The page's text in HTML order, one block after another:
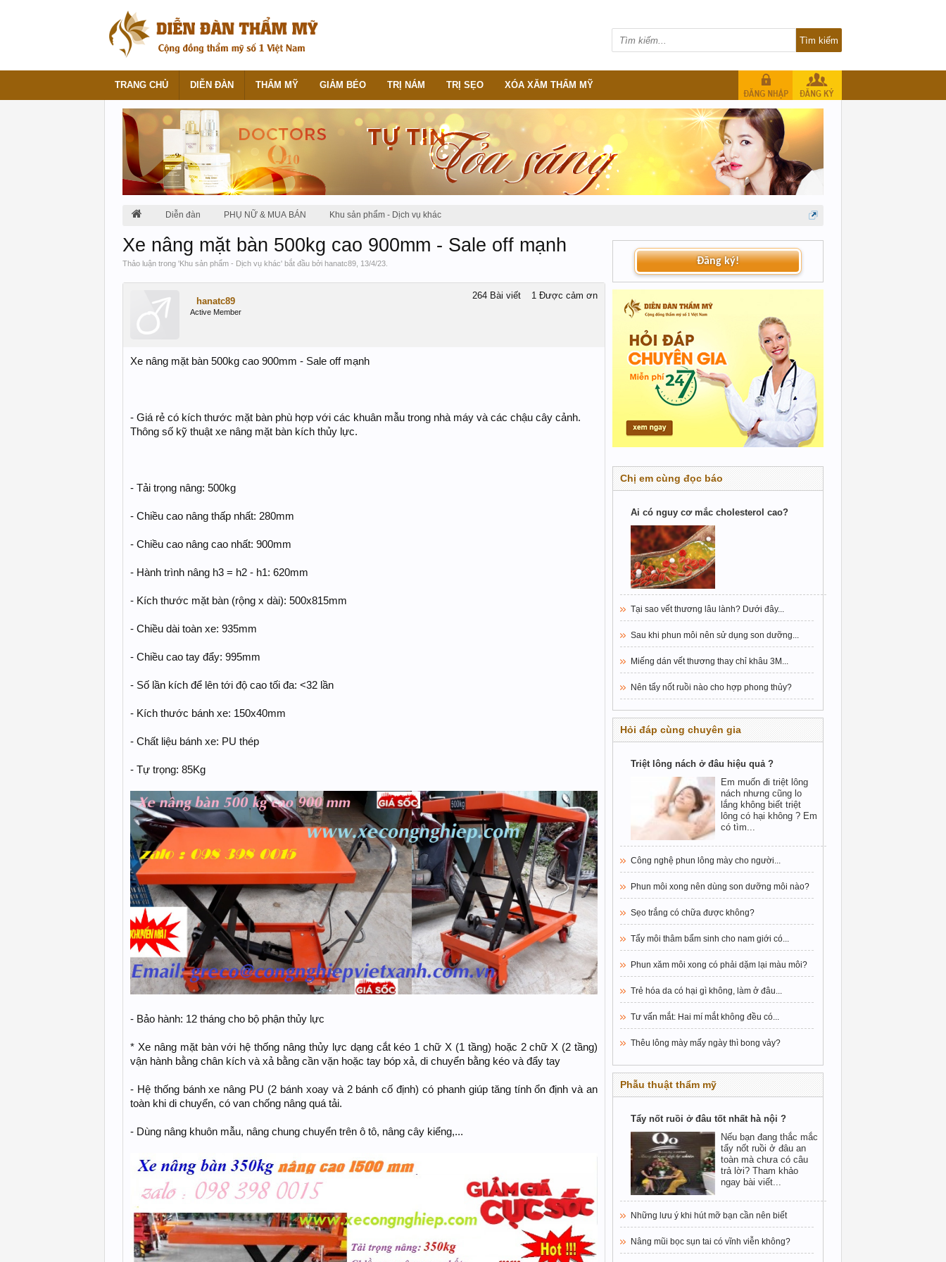
Diễn đàn PHỤ NỮ & MUA BÁN Khu sản phẩm - Dịch vụ khác
Xe nâng mặt bàn 500kg cao 900mm - Sale off mạnh
Thảo luận trong 'Khu sản phẩm - Dịch vụ khác' bắt đầu bởi hanatc89 13/4/23
hanatc89
Active Member
264 Bài viết 1 Được cảm ơn
Xe nâng mặt bàn 500kg cao 900mm - Sale off mạnh
- Giá rẻ có kích thước mặt bàn phù hợp với các khuân mẫu trong nhà máy và các chậu cây cảnh.
Thông số kỹ thuật xe nâng mặt bàn kích thủy lực.
- Tải trọng nâng: 500kg
- Chiều cao nâng thấp nhất: 280mm
- Chiều cao nâng cao nhất: 900mm
- Hành trình nâng h3 = h2 - h1: 620mm
- Kích thước mặt bàn (rộng x dài): 500x815mm
- Chiều dài toàn xe: 935mm
- Chiều cao tay đẩy: 995mm
- Số lần kích để lên tới độ cao tối đa: <32 lần
- Kích thước bánh xe: 150x40mm
- Chất liệu bánh xe: PU thép
- Tự trọng: 85Kg
- Bảo hành: 12 tháng cho bộ phận thủy lực
* Xe nâng mặt bàn với hệ thống nâng thủy lực dạng cắt kéo 1 chữ X (1 tầng) hoặc 2 chữ X (2 tầng)
vận hành bằng chân kích và xả bằng cần vặn hoặc tay bóp xả, di chuyển bằng kéo và đẩy tay
- Hệ thống bánh xe nâng PU (2 bánh xoay và 2 bánh cố định) có phanh giúp tăng tính ổn định và an
toàn khi di chuyển, có van chống nâng quá tải.
- Dùng nâng khuôn mẫu, nâng chung chuyển trên ô tô, nâng cây kiểng,...
Đăng ký!
Chị em cùng đọc báo
Ai có nguy cơ mắc cholesterol cao?
Tại sao vết thương lâu lành? Dưới đây...
Sau khi phun môi nên sử dụng son dưỡng...
Miếng dán vết thương thay chỉ khâu 3M...
Nên tẩy nốt ruồi nào cho hợp phong thủy?
Hỏi đáp cùng chuyên gia
Triệt lông nách ở đâu hiệu quả ?
Em muốn đi triệt lông
nách nhưng cũng lo
lắng không biết triệt
lông có hại không ? Em
có tìm...
Công nghệ phun lông mày cho người...
Phun môi xong nên dùng son dưỡng môi nào?
Sẹo trắng có chữa được không?
Tẩy môi thâm bẩm sinh cho nam giới có...
Phun xăm môi xong có phải dặm lại màu môi?
Trẻ hóa da có hại gì không, làm ở đâu...
Tư vấn mắt: Hai mí mắt không đều có...
Thêu lông mày mấy ngày thì bong vảy?
Phẫu thuật thẩm mỹ
Tẩy nốt ruồi ở đâu tốt nhất hà nội ?
Nếu bạn đang thắc mắc
tẩy nốt ruồi ở đâu an
toàn mà chưa có câu
trả lời? Tham khảo
ngay bài viết...
Những lưu ý khi hút mỡ bạn cần nên biết
Nâng mũi bọc sụn tai có vĩnh viễn không?
TRANG CHỦ DIỄN ĐÀN THẨM MỸ GIẢM BÉO TRỊ NÁM TRỊ SẸO XÓA XĂM THẨM MỸ